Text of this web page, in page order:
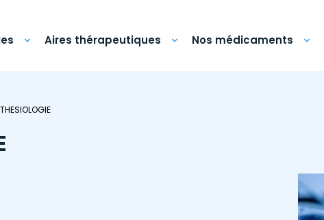
Aires thérapeutiques Nos médicaments